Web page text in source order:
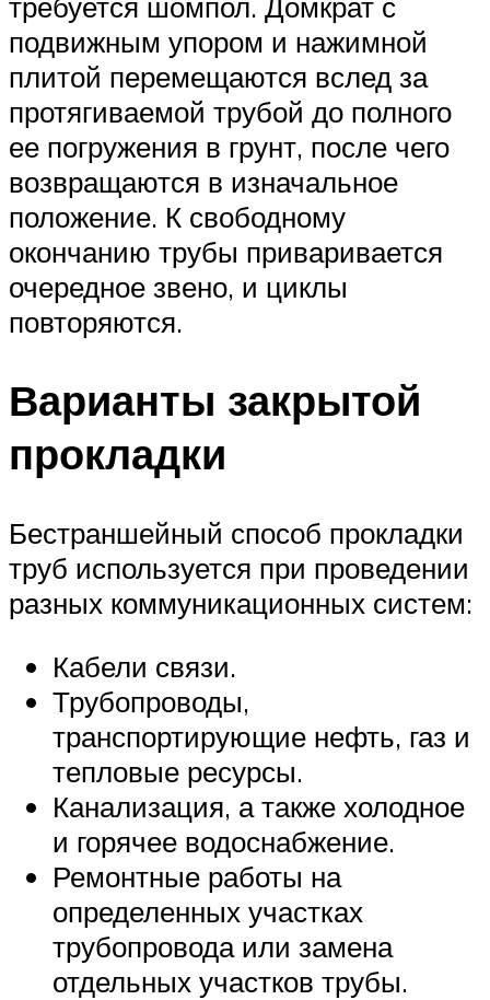
подвижным упором и нажимной
плитой перемещаются вслед за
протягиваемой трубой до полного
ее погружения в грунт, после чего
возвращаются в изначальное
положение. К свободному
окончанию трубы приваривается
очередное звено, и циклы
повторяются.
Варианты закрытой
прокладки
Бестраншейный способ прокладки
труб используется при проведении
разных коммуникационных систем:
Кабели связи.
Трубопроводы,
транспортирующие нефть, газ и
тепловые ресурсы.
Канализация, а также холодное
и горячее водоснабжение.
Ремонтные работы на
определенных участках
трубопровода или замена
отдельных участков трубы.